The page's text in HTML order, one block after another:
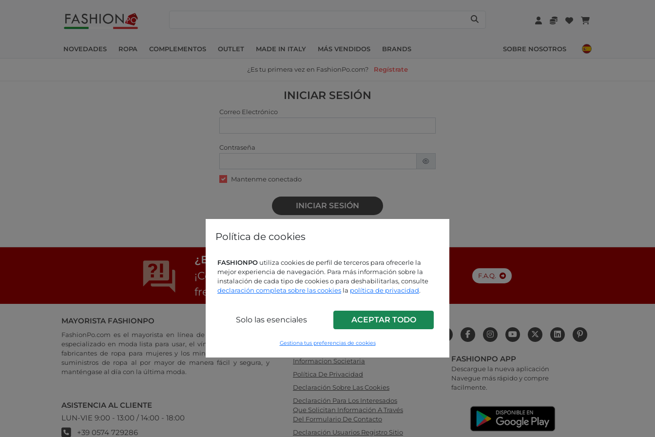
Política de cookies
FASHIONPO utiliza cookies de perfil de terceros para ofrecerle la
mejor experiencia de navegación. Para más información sobre la
instalación de cada tipo de cookies o para deshabilitarlas, consulte
declaración completa sobre las cookies la política de privacidad.
Solo las esenciales ACEPTAR TODO
Gestiona tus preferencias de cookies
NOVEDADES ROPA COMPLEMENTOS OUTLET MADE IN ITALY MÁS VENDIDOS BRANDS SOBRE NOSOTROS
¿Es tu primera vez en FashionPo.com? Regístrate
INICIAR SESIÓN
Correo Electrónico
Contraseña
Mantenme conectado
INICIAR SESIÓN
¿Has olvidado la contraseña?
¿Estás buscando respuestas?
¡Consulta nuestra página de preguntas
frecuentes!
F.A.Q.
MAYORISTA FASHIONPO
FashionPo.com es el mayorista en línea de ropa para mujeres,
especializado en moda lista para usar, el vínculo ideal entre los
fabricantes de ropa para mujeres y los minoristas. Compre sus
suministros de ropa al por mayor de manera fácil y segura, y
manténgase al día con la última moda.
ASISTENCIA AL CLIENTE
LUN-VIE 9:00 - 13:00 / 14:00 - 18:00
+39 0574 729286
INFO LINK
Contacte Con Nosotros
Informacion Societaria
Política De Privacidad
Declaración Sobre Las Cookies
Declaración Para Los Interesados
Que Solicitan Información A Través
Del Formulario De Contacto
Declaración Usuarios Registro Sitio
FASHIONPO APP
Descargue la nueva aplicación
Navegue más rápido y compre
facilmente.